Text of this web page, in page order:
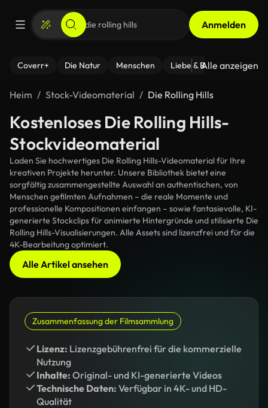
Anmelden
Coverr+ Die Natur Menschen Liebe & Beziehungen
Alle anzeigen
Heim Stock-Videomaterial Die Rolling Hills
Kostenloses Die Rolling Hills-
Stockvideomaterial
Laden Sie hochwertiges Die Rolling Hills-Videomaterial für Ihre
kreativen Projekte herunter. Unsere Bibliothek bietet eine
sorgfältig zusammengestellte Auswahl an authentischen, von
Menschen gefilmten Aufnahmen – die reale Momente und
professionelle Kompositionen einfangen – sowie fantasievolle, KI-
generierte Stockclips für animierte Hintergründe und stilisierte Die
Rolling Hills-Visualisierungen. Alle Assets sind lizenzfrei und für die
4K-Bearbeitung optimiert.
Alle Artikel ansehen
Zusammenfassung der Filmsammlung
Lizenz: Lizenzgebührenfrei für die kommerzielle
Nutzung
Inhalte: Original- und KI-generierte Videos
Technische Daten: Verfügbar in 4K- und HD-
Qualität